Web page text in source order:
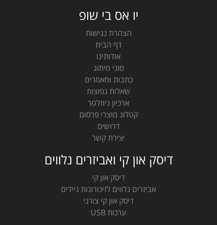
יו אס בי שופ
הצהרת נגישות
דף הבית
אודותינו
סוגי מיתוג
כתבות ומאמרים
שאלות נפוצות
ארכיון ניוזלטר
קטלוג מוצרי פרסום
דרושים
יצירת קשר
דיסק און קי ואביזרים נלווים
דיסק און קי
אביזרים נלווים לזיכורונות ניידים
דיסק און קי צורני
ערכות USB